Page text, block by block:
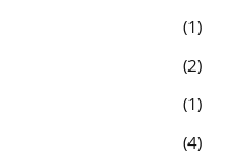
1
2
1
4